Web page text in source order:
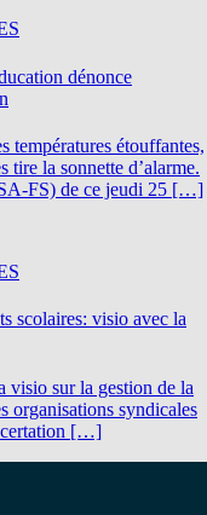
dénonce
températures étouffantes,
la sonnette d’alarme.
FS) de ce jeudi 25 […]
scolaires: visio avec la
visio sur la gestion de la
organisations syndicales
[…]